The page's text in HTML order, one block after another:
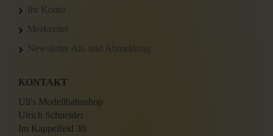
Ihr Konto
Merkzettel
Newsletter An- und Abmeldung
KONTAKT
Uli's Modellbahnshop
Ulrich Schneider
Im Kappelfeld 30